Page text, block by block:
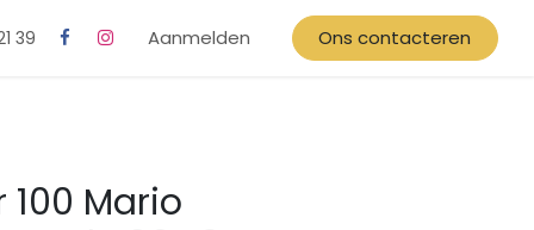
39 Aanmelden Ons contacteren
100 Mario